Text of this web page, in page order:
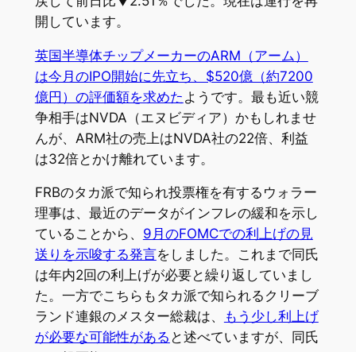
開しています。
英国半導体チップメーカーのARM（アーム）
は今月のIPO開始に先立ち、$520億（約7200
億円）の評価額を求めた ようです。最も近い競
争相手はNVDA（エヌビディア）かもしれませ
んが、ARM社の売上はNVDA社の22倍、利益
は32倍とかけ離れています。
FRBのタカ派で知られ投票権を有するウォラー
理事は、最近のデータがインフレの緩和を示し
ていることから、 9月のFOMCでの利上げの見
送りを示唆する発言をしました。これまで同氏
は年内2回の利上げが必要と繰り返していまし
た。一方でこちらもタカ派で知られるクリーブ
ランド連銀のメスター総裁は、
もう少し利上げ
が必要な可能性がある と述べていますが、同氏